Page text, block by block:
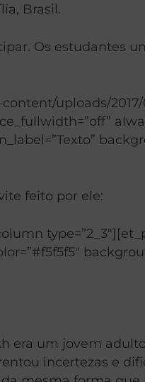
Brasil.
Os estudantes
uploads/
feito por ele:
era um jovem
incertezas e